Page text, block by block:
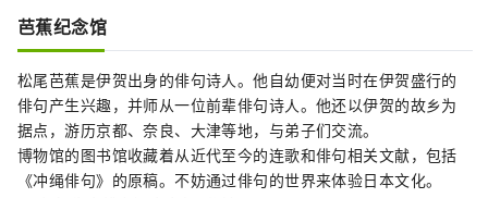
芭蕉纪念馆
松尾芭蕉是伊贺出身的俳句诗人。他自幼便对当时在伊贺盛行的
俳句产生兴趣，并师从一位前辈俳句诗人。他还以伊贺的故乡为
据点，游历京都、奈良、大津等地，与弟子们交流。
博物馆的图书馆收藏着从近代至今的连歌和俳句相关文献，包括
《冲绳俳句》的原稿。不妨通过俳句的世界来体验日本文化。